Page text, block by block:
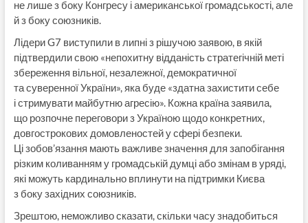
не лише з боку Конгресу і американської громадськості, але
й з боку союзників.
Лідери G7 виступили в липні з рішучою заявою, в якій
підтвердили свою «непохитну відданість стратегічній меті
збереження вільної, незалежної, демократичної
та суверенної України», яка буде «здатна захистити себе
і стримувати майбутню агресію». Кожна країна заявила,
що розпочне переговори з Україною щодо конкретних,
довгострокових домовленостей у сфері безпеки.
Ці зобов’язання мають важливе значення для запобігання
різким коливанням у громадській думці або змінам в уряді,
які можуть кардинально вплинути на підтримки Києва
з боку західних союзників.
Зрештою, неможливо сказати, скільки часу знадобиться